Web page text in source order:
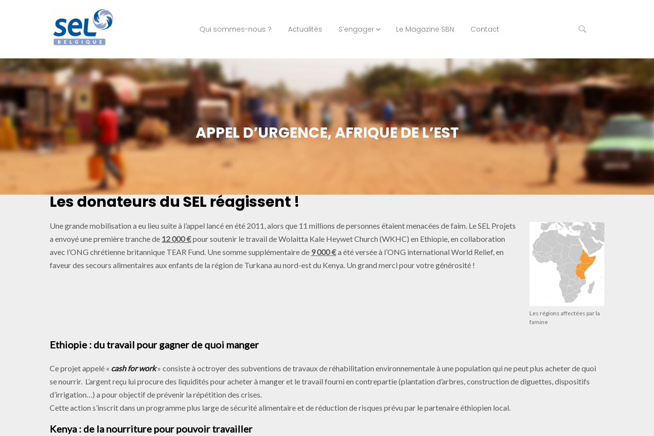
Qui sommes-nous ? Actualités S’engager Le Magazine SBN Contact
APPEL D’URGENCE, AFRIQUE DE L’EST
Les donateurs du SEL réagissent !
Les régions affectées par la
famine
Une grande mobilisation a eu lieu suite à l’appel lancé en été 2011, alors que 11 millions de personnes étaient menacées de faim. Le SEL Projets
a envoyé une première tranche de 12 000 €pour soutenir le travail de Wolaitta Kale Heywet Church (WKHC) en Ethiopie, en collaboration
avec l’ONG chrétienne britannique TEAR Fund. Une somme supplémentaire de 9 000 €a été versée à l’ONG international World Relief, en
faveur des secours alimentaires aux enfants de la région de Turkana au nord-est du Kenya. Un grand merci pour votre générosité !
Ethiopie : du travail pour gagner de quoi manger
Ce projet appelé « cash for work » consiste à octroyer des subventions de travaux de réhabilitation environnementale à une population qui ne peut plus acheter de quoi
se nourrir. L’argent reçu lui procure des liquidités pour acheter à manger et le travail fourni en contrepartie (plantation d’arbres, construction de diguettes, dispositifs
d’irrigation…) a pour objectif de prévenir la répétition des crises.
Cette action s’inscrit dans un programme plus large de sécurité alimentaire et de réduction de risques prévu par le partenaire éthiopien local.
Kenya : de la nourriture pour pouvoir travailler